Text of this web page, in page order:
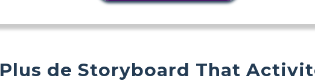
Plus de Storyboard That